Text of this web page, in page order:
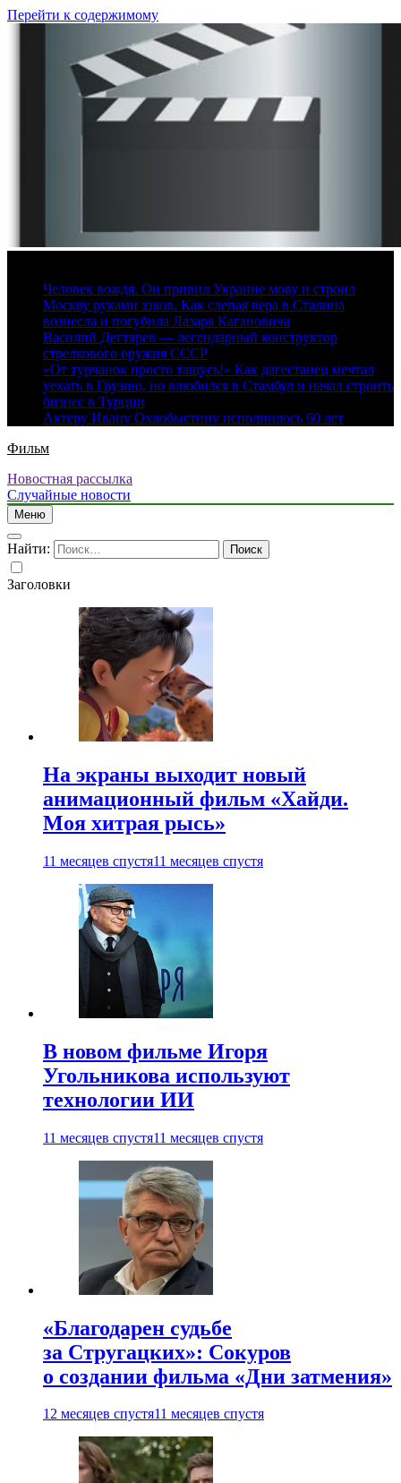
Перейти к содержимому
Человек вождя. Он привил Украине мову и строил
Москву руками зэков. Как слепая вера в Сталина
вознесла и погубила Лазаря Кагановича
Василий Дегтярев — легендарный конструктор
стрелкового оружия СССР
«От турчанок просто тащусь!» Как дагестанец мечтал
уехать в Грузию, но влюбился в Стамбул и начал строить
бизнес в Турции
Актеру Ивану Охлобыстину исполнилось 60 лет
Фильм
Новостная рассылка
Случайные новости
Меню
Найти:
Заголовки
На экраны выходит новый
анимационный фильм «Хайди.
Моя хитрая рысь»
11 месяцев спустя11 месяцев спустя
В новом фильме Игоря
Угольникова используют
технологии ИИ
11 месяцев спустя11 месяцев спустя
«Благодарен судьбе
за Стругацких»: Сокуров
о создании фильма «Дни затмения»
12 месяцев спустя11 месяцев спустя